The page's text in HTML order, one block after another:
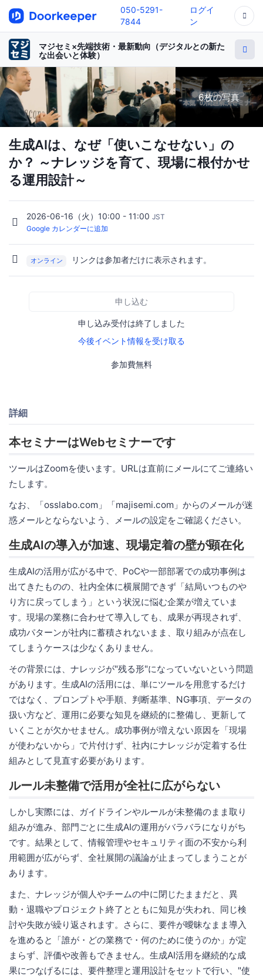
050-5291-
7844
ログイ
ン
マジセミ×先端技術・最新動向（デジタルとの新た
な出会いと体験）
6枚の写真
生成AIは、なぜ「使いこなせない」の
か？ ～ナレッジを育て、現場に根付かせ
る運用設計～
2026-06-16（火）10:00 - 11:00 JST
Google カレンダーに追加
オンライン リンクは参加者だけに表示されます。
申し込む
申し込み受付は終了しました
今後イベント情報を受け取る
参加費無料
詳細
本セミナーはWebセミナーです
ツールはZoomを使います。URLは直前にメールにてご連絡い
たします。
なお、「osslabo.com」「majisemi.com」からのメールが迷
惑メールとならないよう、メールの設定をご確認ください。
生成AIの導入が加速、現場定着の壁が顕在化
生成AIの活用が広がる中で、PoCや一部部署での成功事例は
出てきたものの、社内全体に横展開できず「結局いつものや
り方に戻ってしまう」という状況に悩む企業が増えていま
す。現場の業務に合わせて導入しても、成果が再現されず、
成功パターンが社内に蓄積されないまま、取り組みが点在し
てしまうケースは少なくありません。
その背景には、ナレッジが"残る形"になっていないという問題
があります。生成AIの活用には、単にツールを用意するだけ
ではなく、プロンプトや手順、判断基準、NG事項、データの
扱い方など、運用に必要な知見を継続的に整備し、更新して
いくことが欠かせません。成功事例が増えない原因を「現場
が使わないから」で片付けず、社内にナレッジが定着する仕
組みとして見直す必要があります。
ルール未整備で活用が全社に広がらない
しかし実際には、ガイドラインやルールが未整備のまま取り
組みが進み、部門ごとに生成AIの運用がバラバラになりがち
です。結果として、情報管理やセキュリティ面の不安から利
用範囲が広がらず、全社展開の議論が止まってしまうことが
あります。
また、ナレッジが個人やチームの中に閉じたままだと、異
動・退職やプロジェクト終了とともに知見が失われ、同じ検
討や失敗が繰り返されます。さらに、要件が曖昧なまま導入
を進めると「誰が・どの業務で・何のために使うのか」が定
まらず、評価や改善もできません。生成AI活用を継続的な成
果につなげるには、要件整理と運用設計をセットで行い、"使